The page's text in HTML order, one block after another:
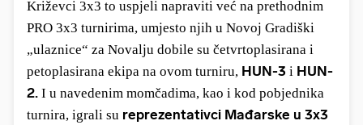
Križevci 3x3 to uspjeli napraviti već na prethodnim
PRO 3x3 turnirima, umjesto njih u Novoj Gradiški
„ulaznice“ za Novalju dobile su četvrtoplasirana i
petoplasirana ekipa na ovom turniru, HUN-3 i HUN-
2. I u navedenim momčadima, kao i kod pobjednika
turnira, igrali su reprezentativci Mađarske u 3x3